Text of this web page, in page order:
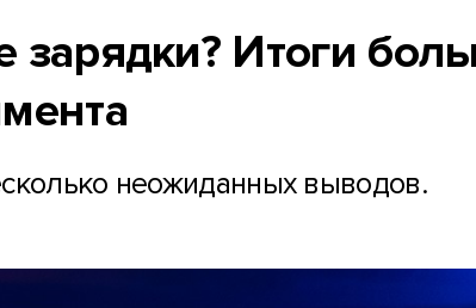
Итоги
неожиданных выводов.